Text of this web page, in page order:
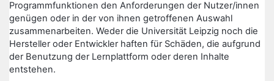
Programmfunktionen den Anforderungen der Nutzer/innen
genügen oder in der von ihnen getroffenen Auswahl
zusammenarbeiten. Weder die Universität Leipzig noch die
Hersteller oder Entwickler haften für Schäden, die aufgrund
der Benutzung der Lernplattform oder deren Inhalte
entstehen.